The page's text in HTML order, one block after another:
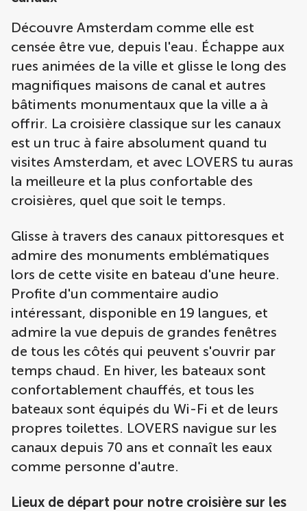
Découvre Amsterdam comme elle est
censée être vue, depuis l'eau. Échappe aux
rues animées de la ville et glisse le long des
magnifiques maisons de canal et autres
bâtiments monumentaux que la ville a à
offrir. La croisière classique sur les canaux
est un truc à faire absolument quand tu
visites Amsterdam, et avec LOVERS tu auras
la meilleure et la plus confortable des
croisières, quel que soit le temps.
Glisse à travers des canaux pittoresques et
admire des monuments emblématiques
lors de cette visite en bateau d'une heure.
Profite d'un commentaire audio
intéressant, disponible en 19 langues, et
admire la vue depuis de grandes fenêtres
de tous les côtés qui peuvent s'ouvrir par
temps chaud. En hiver, les bateaux sont
confortablement chauffés, et tous les
bateaux sont équipés du Wi-Fi et de leurs
propres toilettes. LOVERS navigue sur les
canaux depuis 70 ans et connaît les eaux
comme personne d'autre.
Lieux de départ pour notre croisière sur les